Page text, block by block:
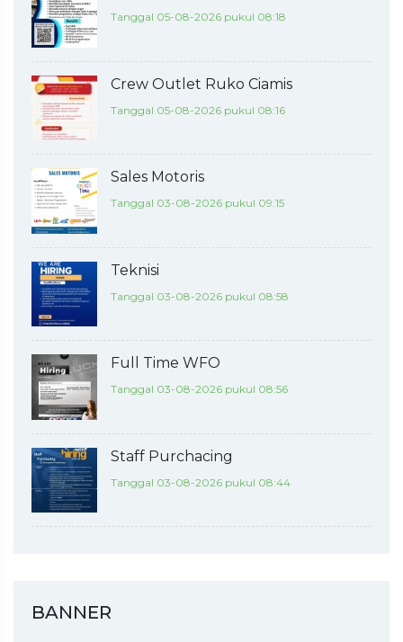
Tanggal 05-08-2026 pukul 08:18
Crew Outlet Ruko Ciamis
Tanggal 05-08-2026 pukul 08:16
Sales Motoris
Tanggal 03-08-2026 pukul 09:15
Teknisi
Tanggal 03-08-2026 pukul 08:58
Full Time WFO
Tanggal 03-08-2026 pukul 08:56
Staff Purchacing
Tanggal 03-08-2026 pukul 08:44
BANNER